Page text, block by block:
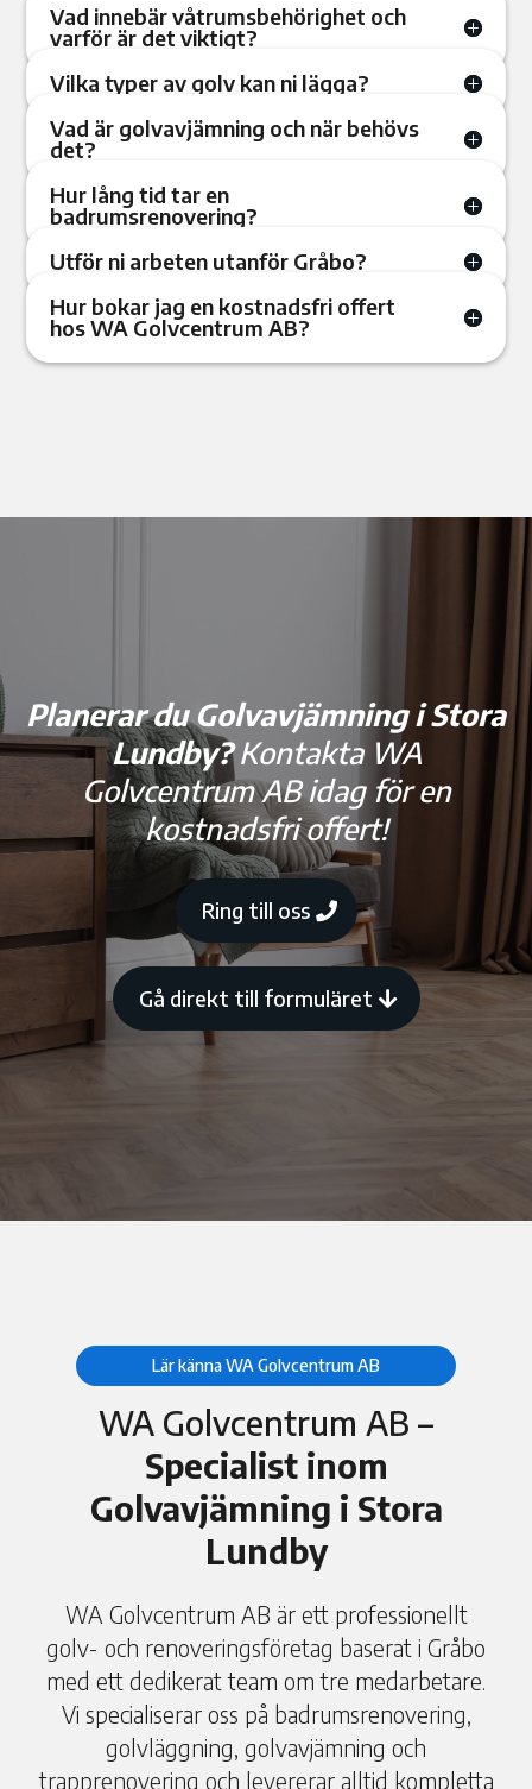
Vad innebär våtrumsbehörighet och
varför är det viktigt?
Vilka typer av golv kan ni lägga?
Vad är golvavjämning och när behövs
det?
Hur lång tid tar en
badrumsrenovering?
Utför ni arbeten utanför Gråbo?
Hur bokar jag en kostnadsfri offert
hos WA Golvcentrum AB?
Planerar du Golvavjämning i Stora
Lundby?Kontakta WA
Golvcentrum AB idag för en
kostnadsfri offert!
Ring till oss
Gå direkt till formuläret
Lär känna WA Golvcentrum AB
WA Golvcentrum AB –
Specialist inom
Golvavjämning i Stora
Lundby
WA Golvcentrum AB är ett professionellt
golv- och renoveringsföretag baserat i Gråbo
med ett dedikerat team om tre medarbetare.
Vi specialiserar oss på badrumsrenovering,
golvläggning, golvavjämning och
trapprenovering och levererar alltid kompletta